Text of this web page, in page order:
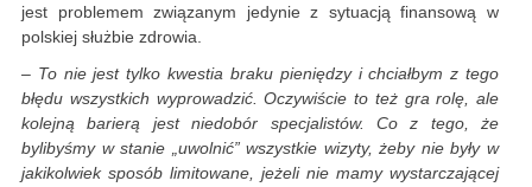
jest problemem związanym jedynie z sytuacją finansową w
polskiej służbie zdrowia.
– To nie jest tylko kwestia braku pieniędzy i chciałbym z tego
błędu wszystkich wyprowadzić. Oczywiście to też gra rolę, ale
kolejną barierą jest niedobór specjalistów. Co z tego, że
bylibyśmy w stanie „uwolnić” wszystkie wizyty, żeby nie były w
jakikolwiek sposób limitowane, jeżeli nie mamy wystarczającej